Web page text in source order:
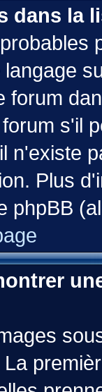
dans la
forum
s'il
n'existe
Plus
phpBB